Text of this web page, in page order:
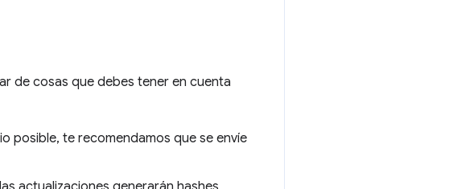
de cosas que debes tener en cuenta
posible, te recomendamos que se envíe